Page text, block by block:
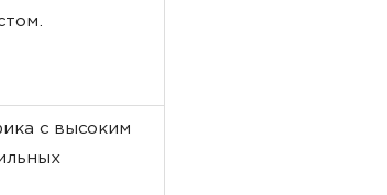
с высоким